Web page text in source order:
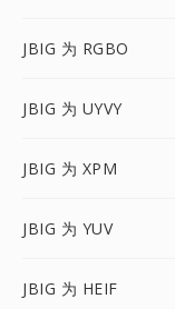
JBIG 为 RGBO
JBIG 为 UYVY
JBIG 为 XPM
JBIG 为 YUV
JBIG 为 HEIF